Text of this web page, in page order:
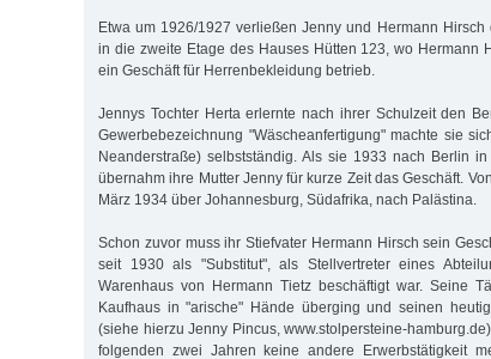
Etwa um 1926/1927 verließen Jenny und Hermann
in die zweite Etage des Hauses Hütten 123, wo Hermann
ein Geschäft für Herrenbekleidung betrieb.
Jennys Tochter Herta erlernte nach ihrer Schulzeit den
Gewerbebezeichnung "Wäscheanfertigung" machte sie
Neanderstraße) selbstständig. Als sie 1933 nach Berlin in
übernahm ihre Mutter Jenny für kurze Zeit das Geschäft.
März 1934 über Johannesburg, Südafrika, nach Palästina.
Schon zuvor muss ihr Stiefvater Hermann Hirsch sein
seit 1930 als "Substitut", als Stellvertreter eines
Warenhaus von Hermann Tietz beschäftigt war. Seine
Kaufhaus in "arische" Hände überging und seinen
(siehe hierzu Jenny Pincus, www.stolpersteine-
folgenden zwei Jahren keine andere Erwerbstätigkeit